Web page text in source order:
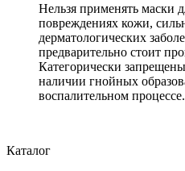
Нельзя применять маски
повреждениях кожи,
дерматологических
предварительно стоит
Категорически
наличии гнойных
воспалительном процессе.
Каталог